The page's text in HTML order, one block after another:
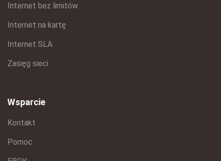
Internet bez limitów
Internet na kartę
Internet SLA
Zasięg sieci
Wsparcie
Kontakt
Pomoc